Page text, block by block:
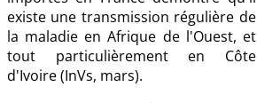
existe une transmission régulière de
la maladie en Afrique de l'Ouest, et
tout particulièrement en Côte
d'Ivoire (InVs, mars).